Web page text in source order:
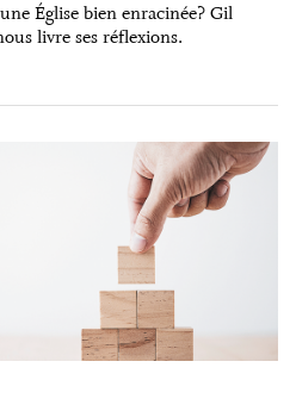
Église bien enracinée? Gil
livre ses réflexions.